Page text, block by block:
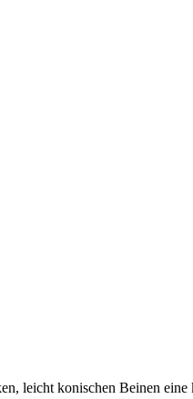
leicht konischen Beinen